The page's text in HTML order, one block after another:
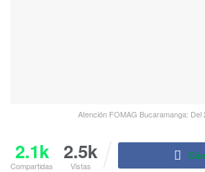
Atención FOMAG Bucaramanga:
2.1k
Compartidas
2.5k
Vistas